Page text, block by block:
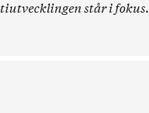
står i fokus.